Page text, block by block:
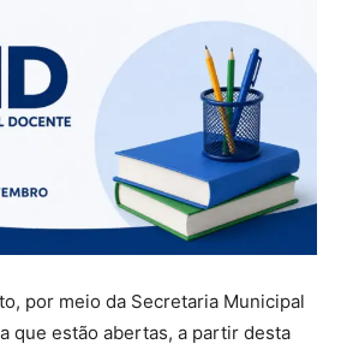
por meio da Secretaria Municipal
que estão abertas, a partir desta